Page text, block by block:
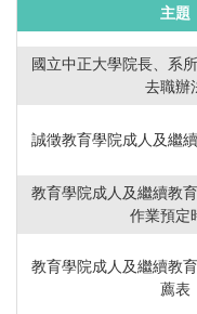
主題
國立中正大學院長、系
去職辦
誠徵教育學院成人及繼
教育學院成人及繼續教
作業預定
教育學院成人及繼續教
薦表